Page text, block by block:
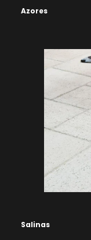
Azores
Salinas